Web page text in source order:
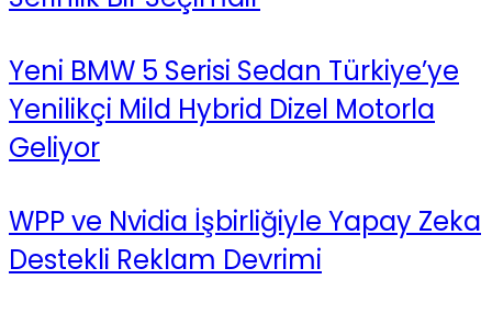
Yeni BMW 5 Serisi Sedan Türkiye’ye
Yenilikçi Mild Hybrid Dizel Motorla
Geliyor
WPP ve Nvidia İşbirliğiyle Yapay Zeka
Destekli Reklam Devrimi